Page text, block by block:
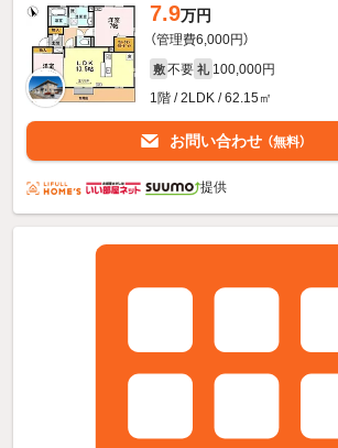
7.9万円
（管理費6,000円）
敷 不要 礼 100,000円
1階 / 2LDK / 62.15㎡
お問い合わせ （無料）
提供